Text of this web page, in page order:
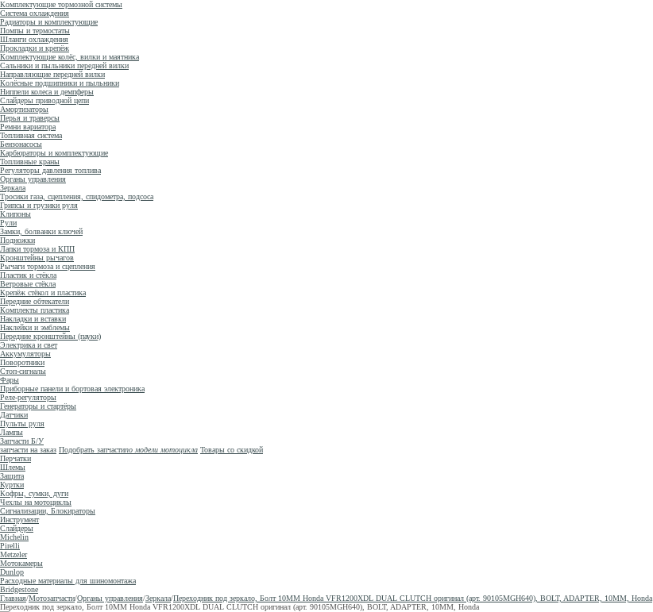
Комплектующие тормозной системы
Система охлаждения
Радиаторы и комплектующие
Помпы и термостаты
Шланги охлаждения
Прокладки и крепёж
Комплектующие колёс, вилки и маятника
Сальники и пыльники передней вилки
Направляющие передней вилки
Колёсные подшипники и пыльники
Ниппели колеса и демпферы
Слайдеры приводной цепи
Амортизаторы
Перья и траверсы
Ремни вариатора
Топливная система
Бензонасосы
Карбюраторы и комплектующие
Топливные краны
Регуляторы давления топлива
Органы управления
Зеркала
Тросики газа, сцепления, спидометра, подсоса
Грипсы и грузики руля
Клипоны
Рули
Замки, болванки ключей
Подножки
Лапки тормоза и КПП
Кронштейны рычагов
Рычаги тормоза и сцепления
Пластик и стёкла
Ветровые стёкла
Крепёж стёкол и пластика
Передние обтекатели
Комплекты пластика
Накладки и вставки
Наклейки и эмблемы
Передние кронштейны (пауки)
Электрика и свет
Аккумуляторы
Поворотники
Стоп-сигналы
Фары
Приборные панели и бортовая электроника
Реле-регуляторы
Генераторы и стартёры
Датчики
Пульты руля
Лампы
Запчасти Б/У
запчасти на заказ Подобрать запчастипо модели мотоцикла Товары со скидкой
Перчатки
Шлемы
Защита
Куртки
Кофры, сумки, дуги
Чехлы на мотоциклы
Сигнализации, Блокираторы
Инструмент
Слайдеры
Michelin
Pirelli
Metzeler
Мотокамеры
Dunlop
Расходные материалы для шиномонтажа
Bridgestone
Главная/Мотозапчасти/Органы управления/Зеркала/Переходник под зеркало, Болт 10ММ Honda VFR1200XDL DUAL CLUTCH оригинал (арт. 90105MGH640), BOLT, ADAPTER, 10MM, Honda
Переходник под зеркало, Болт 10ММ Honda VFR1200XDL DUAL CLUTCH оригинал (арт. 90105MGH640), BOLT, ADAPTER, 10MM, Honda